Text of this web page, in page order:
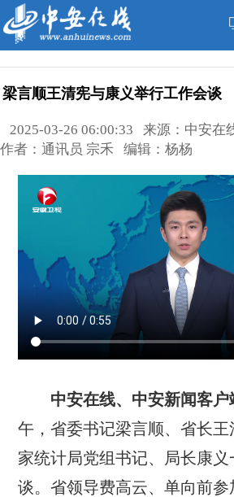
梁言顺王清宪与康义举行工作会谈
2025-03-26 06:00:33 来源：中安在
作者：通讯员 宗禾 编辑：杨杨
中安在线、中安新闻客户
午，省委书记梁言顺、省长王
家统计局党组书记、局长康
谈。省领导费高云、单向前参